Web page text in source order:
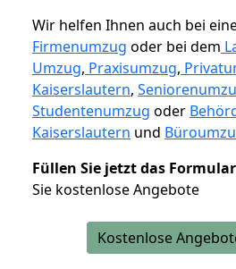
Wir helfen Ihnen auch bei
Firmenumzug oder bei dem
Umzug, Praxisumzug,
Kaiserslautern,
Studentenumzug oder
Kaiserslautern und
Füllen Sie jetzt das
Sie kostenlose Angebote
Kostenlose